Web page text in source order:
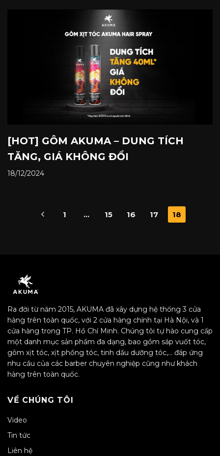
[HOT] GÔM AKUMA – DUNG TÍCH
TĂNG, GIÁ KHÔNG ĐỔI
18/12/2024
1 … 15 16 17 18
Ra đời từ năm 2015, AKUMA đã xây dựng hệ thống 3 cửa
hàng trên toàn quốc, với 2 cửa hàng chính tại Hà Nội, và 1
cửa hàng trong TP. Hồ Chí Minh. Chúng tôi tự hào cung cấp
một danh mục sản phẩm đa dạng, bao gồm sáp vuốt tóc,
gôm xịt tóc, xịt phồng tóc, tinh dầu dưỡng tóc,… đáp ứng
nhu cầu của các barber chuyên nghiệp cũng như khách
hàng trên toàn quốc.
VỀ CHÚNG TÔI
Video
Tin tức
Liên hệ